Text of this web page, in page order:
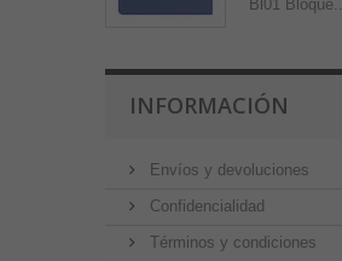
Bl01
INFORMACIÓN
Envíos y devoluciones
Confidencialidad
Términos y condiciones